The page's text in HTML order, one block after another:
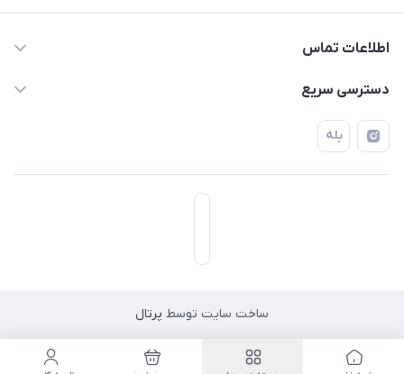
اطلاعات تماس
۰۲۱۷۷۰۶۰۰۲۸ ـ ۰۹۱۹۰۰۲۸۲۴۷
فروشگاه آبتین
مسیریابی در اپلیکیشن نشان
دسترسی سریع
حساب کاربری
بله
ساخت سایت توسط پرتال